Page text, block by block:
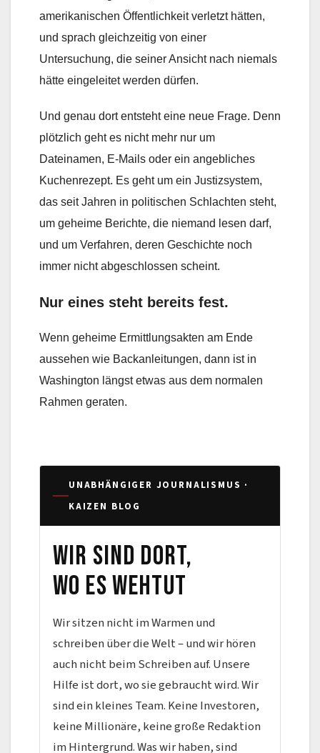
amerikanischen Öffentlichkeit verletzt hätten,
und sprach gleichzeitig von einer
Untersuchung, die seiner Ansicht nach niemals
hätte eingeleitet werden dürfen.
Und genau dort entsteht eine neue Frage. Denn
plötzlich geht es nicht mehr nur um
Dateinamen, E-Mails oder ein angebliches
Kuchenrezept. Es geht um ein Justizsystem,
das seit Jahren in politischen Schlachten steht,
um geheime Berichte, die niemand lesen darf,
und um Verfahren, deren Geschichte noch
immer nicht abgeschlossen scheint.
Nur eines steht bereits fest.
Wenn geheime Ermittlungsakten am Ende
aussehen wie Backanleitungen, dann ist in
Washington längst etwas aus dem normalen
Rahmen geraten.
UNABHÄNGIGER JOURNALISMUS ·
KAIZEN BLOG
Wir sind dort,
wo es wehtut
Wir sitzen nicht im Warmen und
schreiben über die Welt – und wir hören
auch nicht beim Schreiben auf. Unsere
Hilfe ist dort, wo sie gebraucht wird. Wir
sind ein kleines Team. Keine Investoren,
keine Millionäre, keine große Redaktion
im Hintergrund. Was wir haben, sind